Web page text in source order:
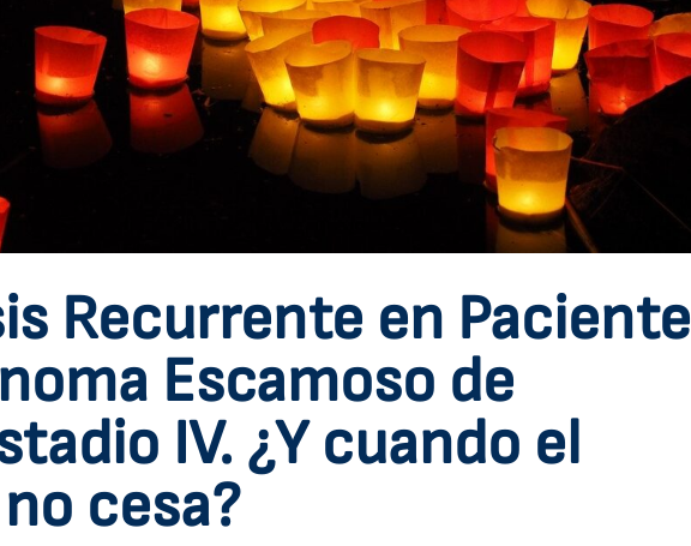
Recurrente en Paciente
Escamoso de
IV. ¿Y cuando el
cesa?